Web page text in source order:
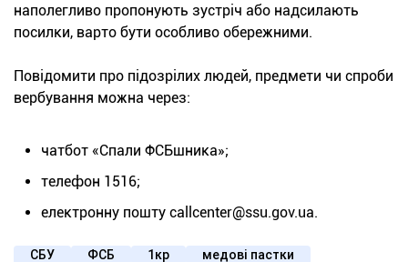
наполегливо пропонують зустріч або надсилають
посилки, варто бути особливо обережними.
Повідомити про підозрілих людей, предмети чи спроби
вербування можна через:
чатбот «Спали ФСБшника»;
телефон 1516;
електронну пошту callcenter@ssu.gov.ua.
СБУ ФСБ 1кр медові пастки